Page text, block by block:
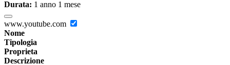
Durata: 1 anno 1 mese
www.youtube.com
Nome
Tipologia
Proprieta
Descrizione